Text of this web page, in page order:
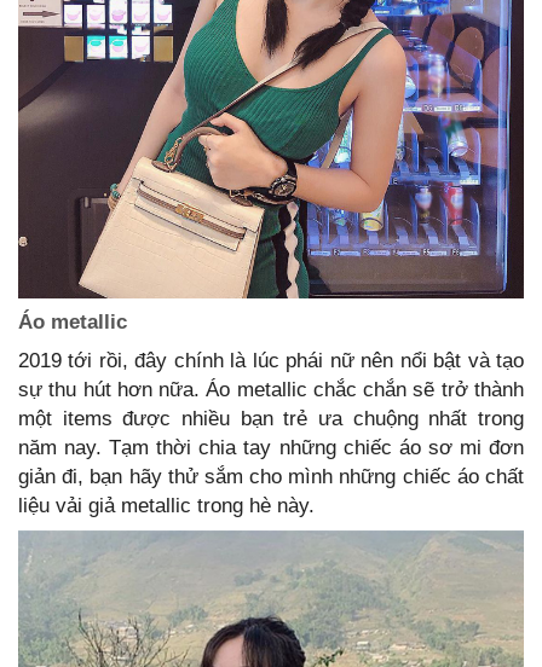
Áo metallic
2019 tới rồi, đây chính là lúc phái nữ nên nổi bật và tạo
sự thu hút hơn nữa. Áo metallic chắc chắn sẽ trở thành
một items được nhiều bạn trẻ ưa chuộng nhất trong
năm nay. Tạm thời chia tay những chiếc áo sơ mi đơn
giản đi, bạn hãy thử sắm cho mình những chiếc áo chất
liệu vải giả metallic trong hè này.